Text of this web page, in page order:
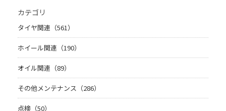
カテゴリ
タイヤ関連（561）
ホイール関連（190）
オイル関連（89）
その他メンテナンス（286）
点検（50）